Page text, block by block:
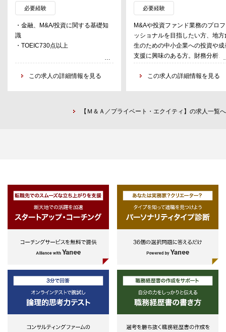
・各部署が立案するEquity投資案件
のサポート
・トップマネジメントからの特命事
項対応
・既存戦略投資先のPost-Merger
必要経験
・金融、M&A/投資に関する基礎知
識
・TOEIC730点以上
この求人の詳細情報を見る
機関や地元ネットワーク、各種業
への営業、データベース検索など
2.投資先候補企業の社内分析（財
分析、事業分析、情報収集／デス
トップリサーチ中心）
3.投資先候補企業との折衝（ディ
4.投資委員会資料の作成（パワー
部専門家による調査、契約書作成
必要経験
M&Aや投資ファンド業務のプロ
ッショナルを目指したい方、地方
生のための中小企業への投資や成
支援に興味のある方。財務分析、
業計画作成、PCスキル、デスク
ップリサーチ、プレゼンテーショ
1.投資ファンドやFASでの実務経
この求人の詳細情報を見る
【Ｍ＆Ａ／プライベート・エクイティ】の求人一覧へ